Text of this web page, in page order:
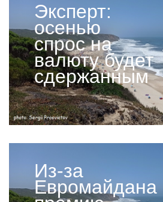
Эксперт:
осенью
спрос на
валюту будет
сдержанным
Из-за
Евромайдана